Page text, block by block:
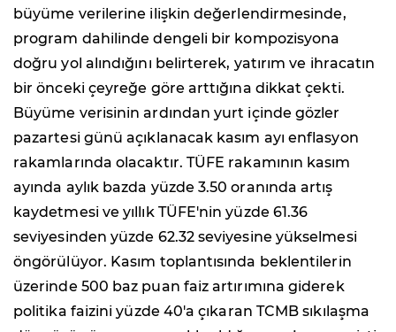
büyüme verilerine ilişkin değerlendirmesinde,
program dahilinde dengeli bir kompozisyona
doğru yol alındığını belirterek, yatırım ve ihracatın
bir önceki çeyreğe göre arttığına dikkat çekti.
Büyüme verisinin ardından yurt içinde gözler
pazartesi günü açıklanacak kasım ayı enflasyon
rakamlarında olacaktır. TÜFE rakamının kasım
ayında aylık bazda yüzde 3.50 oranında artış
kaydetmesi ve yıllık TÜFE'nin yüzde 61.36
seviyesinden yüzde 62.32 seviyesine yükselmesi
öngörülüyor. Kasım toplantısında beklentilerin
üzerinde 500 baz puan faiz artırımına giderek
politika faizini yüzde 40'a çıkaran TCMB sıkılaşma